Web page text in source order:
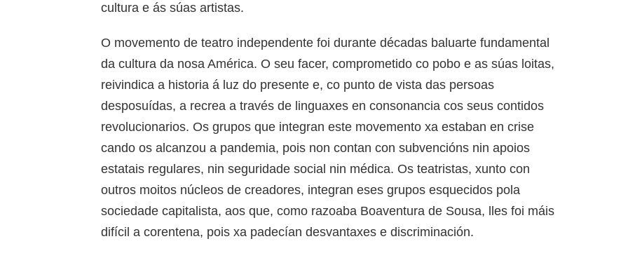
cultura e ás súas artistas.
O movemento de teatro independente foi durante décadas baluarte fundamental
da cultura da nosa América. O seu facer, comprometido co pobo e as súas loitas,
reivindica a historia á luz do presente e, co punto de vista das persoas
desposuídas, a recrea a través de linguaxes en consonancia cos seus contidos
revolucionarios. Os grupos que integran este movemento xa estaban en crise
cando os alcanzou a pandemia, pois non contan con subvencións nin apoios
estatais regulares, nin seguridade social nin médica. Os teatristas, xunto con
outros moitos núcleos de creadores, integran eses grupos esquecidos pola
sociedade capitalista, aos que, como razoaba Boaventura de Sousa, lles foi máis
difícil a corentena, pois xa padecían desvantaxes e discriminación.